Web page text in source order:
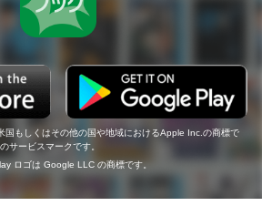
もしくはその他の国や地域におけるApple Inc.の商標で
サービスマークです。
ロゴは Google LLC の商標です。